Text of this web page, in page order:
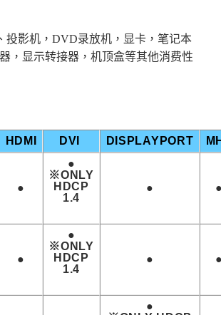
投影机， DVD录放机，显卡，笔记本
，显示转接器，机顶盒等其他消费性
HDMI DVI DISPLAYPORT
●
●
※ONLY
HDCP
1.4
●
●
●
※ONLY
HDCP
1.4
●
●